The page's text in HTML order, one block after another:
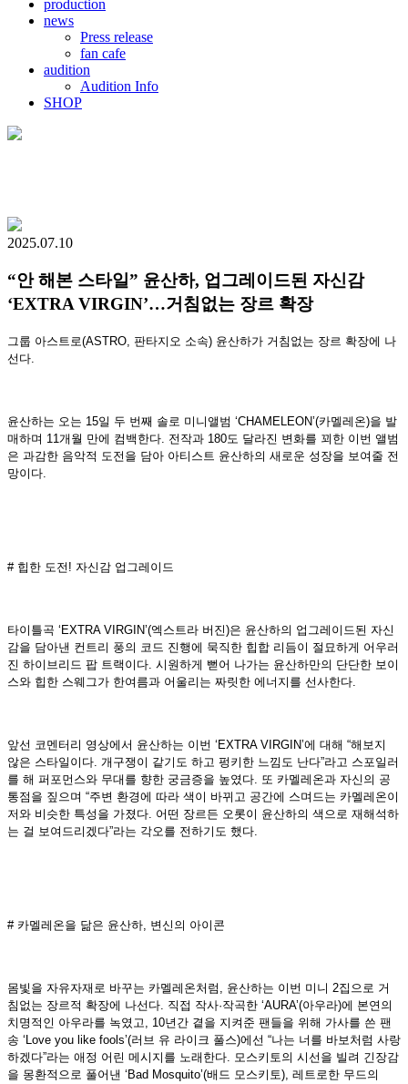
production
news
Press release
fan cafe
audition
Audition Info
SHOP
2025.07.10
“안 해본 스타일” 윤산하, 업그레이드된 자신감
‘EXTRA VIRGIN’…거침없는 장르 확장
그룹 아스트로(ASTRO, 판타지오 소속) 윤산하가 거침없는 장르 확장에 나
선다.
윤산하는 오는 15일 두 번째 솔로 미니앨범 ‘CHAMELEON’(카멜레온)을 발
매하며 11개월 만에 컴백한다. 전작과 180도 달라진 변화를 꾀한 이번 앨범
은 과감한 음악적 도전을 담아 아티스트 윤산하의 새로운 성장을 보여줄 전
망이다.
# 힙한 도전! 자신감 업그레이드
타이틀곡 ‘EXTRA VIRGIN’(엑스트라 버진)은 윤산하의 업그레이드된 자신
감을 담아낸 컨트리 풍의 코드 진행에 묵직한 힙합 리듬이 절묘하게 어우러
진 하이브리드 팝 트랙이다. 시원하게 뻗어 나가는 윤산하만의 단단한 보이
스와 힙한 스웨그가 한여름과 어울리는 짜릿한 에너지를 선사한다.
앞선 코멘터리 영상에서 윤산하는 이번 ‘EXTRA VIRGIN’에 대해 “해보지
않은 스타일이다. 개구쟁이 같기도 하고 펑키한 느낌도 난다”라고 스포일러
를 해 퍼포먼스와 무대를 향한 궁금증을 높였다. 또 카멜레온과 자신의 공
통점을 짚으며 “주변 환경에 따라 색이 바뀌고 공간에 스며드는 카멜레온이
저와 비슷한 특성을 가졌다. 어떤 장르든 오롯이 윤산하의 색으로 재해석하
는 걸 보여드리겠다”라는 각오를 전하기도 했다.
# 카멜레온을 닮은 윤산하, 변신의 아이콘
몸빛을 자유자재로 바꾸는 카멜레온처럼, 윤산하는 이번 미니 2집으로 거
침없는 장르적 확장에 나선다. 직접 작사·작곡한 ‘AURA’(아우라)에 본연의
치명적인 아우라를 녹였고, 10년간 곁을 지켜준 팬들을 위해 가사를 쓴 팬
송 ‘Love you like fools’(러브 유 라이크 풀스)에선 “나는 너를 바보처럼 사랑
하겠다”라는 애정 어린 메시지를 노래한다. 모스키토의 시선을 빌려 긴장감
을 몽환적으로 풀어낸 ‘Bad Mosquito’(배드 모스키토), 레트로한 무드의